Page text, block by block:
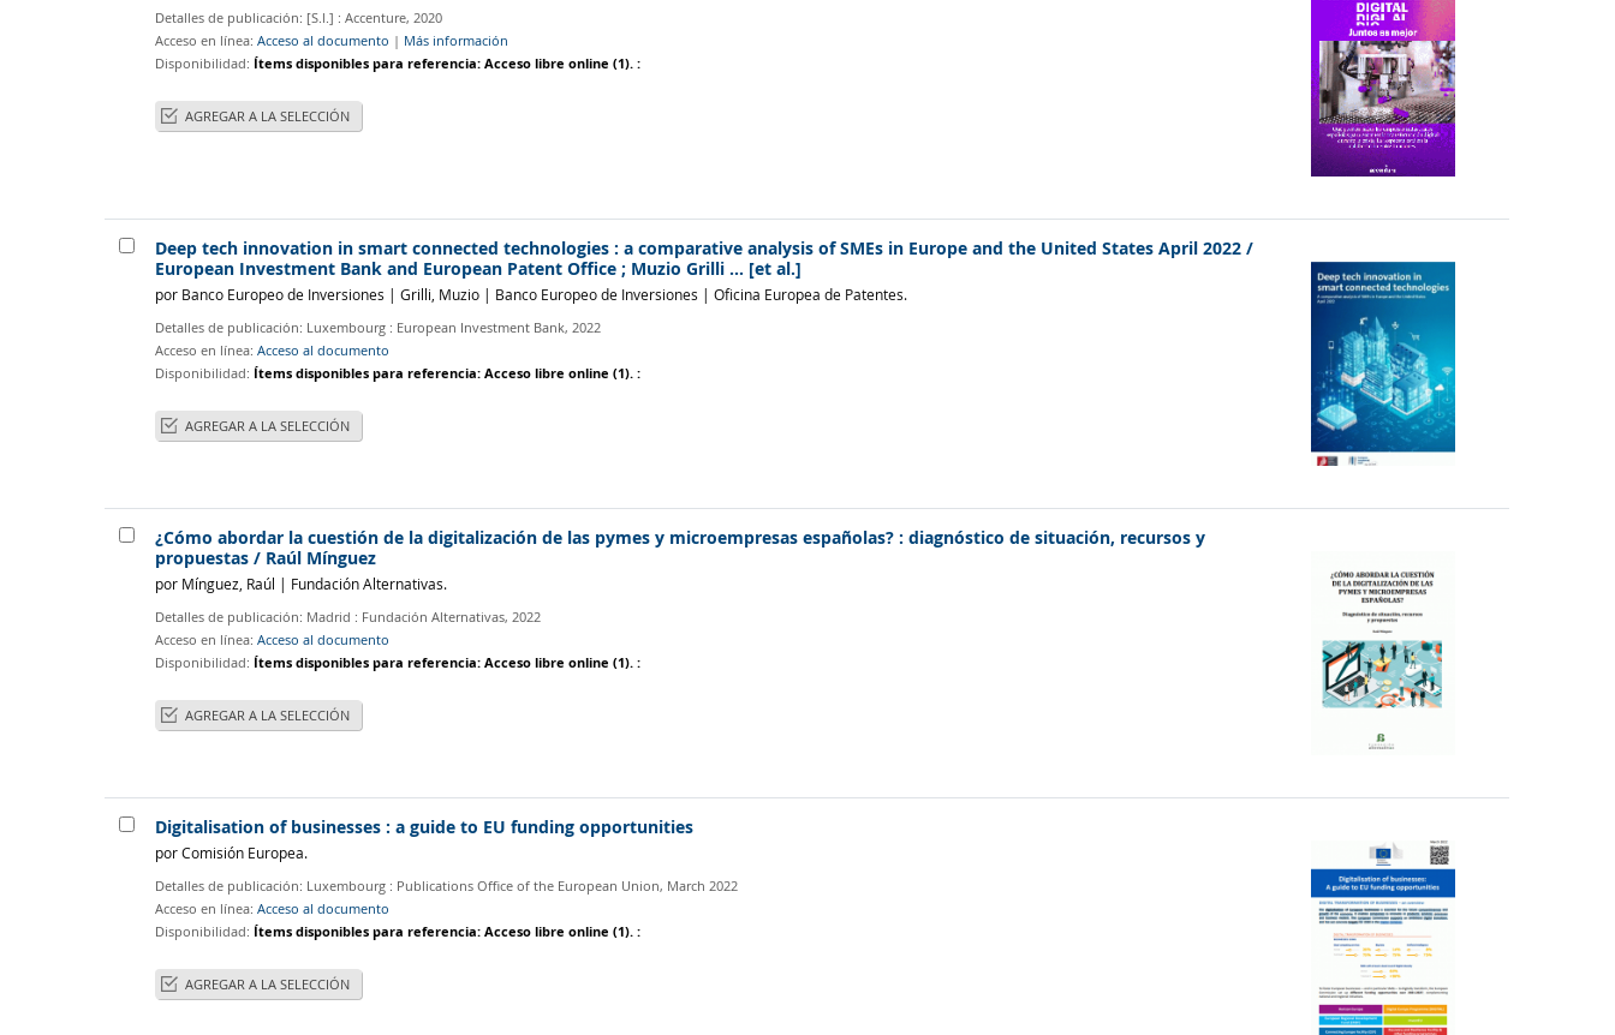
Detalles de publicación: [S.l.] : Accenture, 2020
Acceso en línea:Acceso al documento | Más información
Disponibilidad: Ítems disponibles para referencia:Acceso libre online (1).:
AGREGAR A LA SELECCIÓN
Deep tech innovation in smart connected technologies : a comparative analysis of SMEs in Europe and the United States April 2022/
European Investment Bank and European Patent Office ; Muzio Grilli ... [et al.]
por Banco Europeo de Inversiones |Grilli, Muzio | Banco Europeo de Inversiones |Oficina Europea de Patentes.
Detalles de publicación: Luxembourg : European Investment Bank, 2022
Acceso en línea:Acceso al documento
Disponibilidad: Ítems disponibles para referencia:Acceso libre online (1).:
AGREGAR A LA SELECCIÓN
¿Cómo abordar la cuestión de la digitalización de las pymes y microempresas españolas? : diagnóstico de situación, recursos y
propuestas/ Raúl Mínguez
por Mínguez, Raúl | Fundación Alternativas.
Detalles de publicación: Madrid : Fundación Alternativas, 2022
Acceso en línea:Acceso al documento
Disponibilidad: Ítems disponibles para referencia:Acceso libre online (1).:
AGREGAR A LA SELECCIÓN
Digitalisation of businesses : a guide to EU funding opportunities
porComisión Europea.
Detalles de publicación: Luxembourg : Publications Office of the European Union, March 2022
Acceso en línea:Acceso al documento
Disponibilidad: Ítems disponibles para referencia:Acceso libre online (1).:
AGREGAR A LA SELECCIÓN